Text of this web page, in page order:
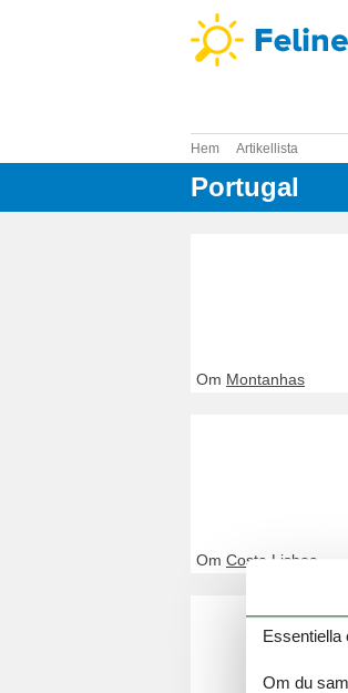
Hem Artikellista
Portugal
Om Montanhas
Om Costa Lisboa
Essentiella
Om du